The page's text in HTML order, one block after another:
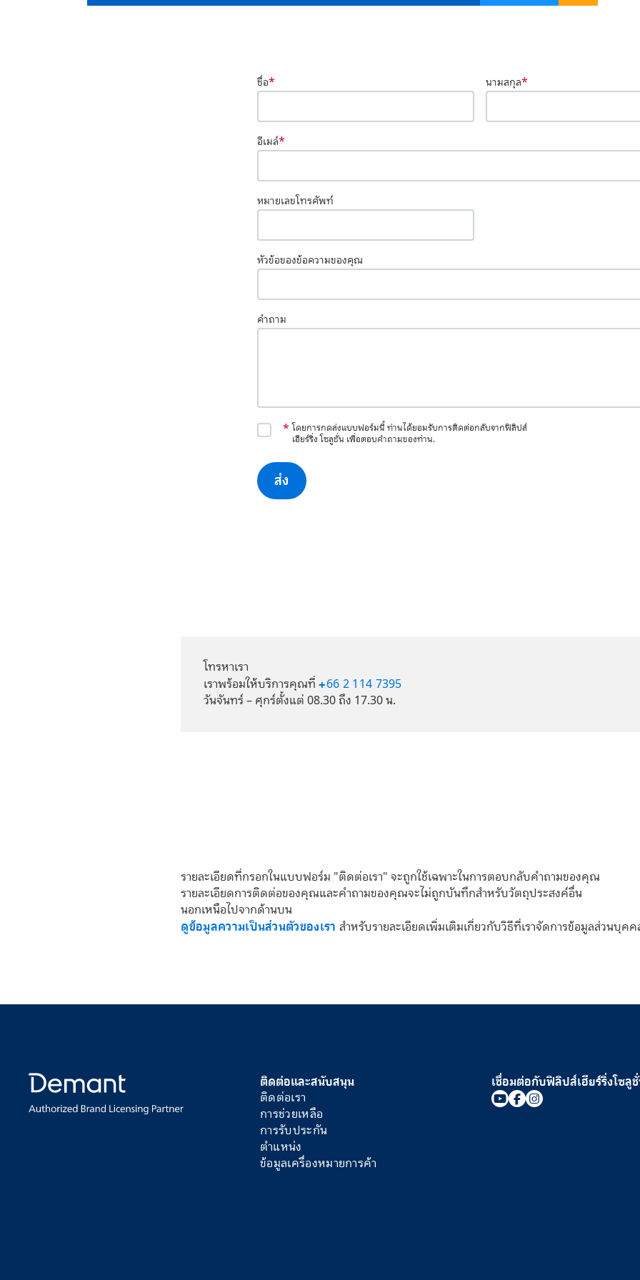
ชื่อ* นามสกุล*
อีเมล์*
หมายเลขโทรศัพท์
หัวข้อของข้อความของคุณ
คำถาม
โดยการกดส่งแบบฟอร์มนี้ ท่านได้ยอมรับการติดต่อกลับจากฟิลิปส์
เฮียร์ริ่ง โซลูชั่น เพื่อตอบคำถามของท่าน.
*
ส่ง
โทรหาเรา
เราพร้อมให้บริการคุณที่+66 2 114 7395
วันจันทร์ – ศุกร์ตั้งแต่ 08.30 ถึง 17.30 น.
รายละเอียดที่กรอกในแบบฟอร์ม "ติดต่อเรา" จะถูกใช้เฉพาะในการตอบกลับคำถามของคุณ
รายละเอียดการติดต่อของคุณและคำถามของคุณจะไม่ถูกบันทึกสำหรับวัตถุประสงค์อื่น
นอกเหนือไปจากด้านบน
ดูข้อมูลความเป็นส่วนตัวของเรา สำหรับรายละเอียดเพิ่มเติมเกี่ยวกับวิธีที่เราจัดการข้อมูลส่วนบุค
ติดต่อและสนับสนุน
ติดต่อเรา
การช่วยเหลือ
การรับประกัน
ตำแหน่ง
ข้อมูลเครื่องหมายการค้า
เชื่อมต่อกับฟิลิปส์เฮียร์ริ่งโซลู